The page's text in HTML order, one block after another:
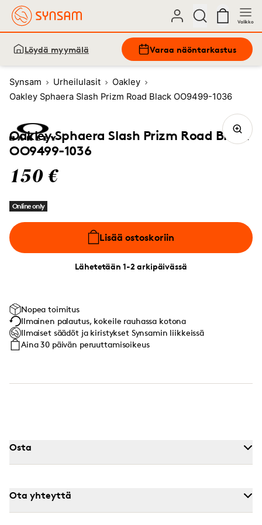
Valikko
Löydä myymälä Varaa näöntarkastus
Synsam Urheilulasit
Oakley
Oakley Sphaera Slash Prizm Road Black OO9499-1036
Oakley Sphaera Slash Prizm Road Black
OO9499-1036
150 €
Online only
Lisää ostoskoriin
Lähetetään 1-2 arkipäivässä
Nopea toimitus
Ilmainen palautus, kokeile rauhassa kotona
Ilmaiset säädöt ja kiristykset Synsamin liikkeissä
Aina 30 päivän peruuttamisoikeus
Osta
Ota yhteyttä